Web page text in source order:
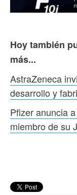
Hoy también
más...
AstraZeneca
desarrollo y
Pfizer anuncia
miembro de su